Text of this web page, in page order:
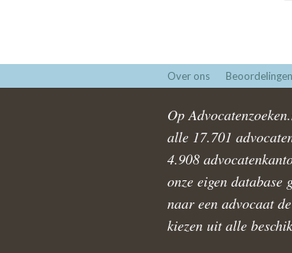
Over ons
Op
alle 17.701
4.908
onze eigen database
naar een advocaat
kiezen uit alle